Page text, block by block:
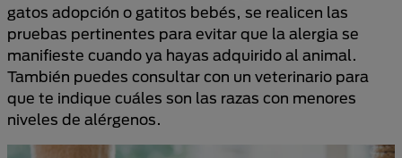
gatos adopción o gatitos bebés, se realicen las
pruebas pertinentes para evitar que la alergia se
manifieste cuando ya hayas adquirido al animal.
También puedes consultar con un veterinario para
que te indique cuáles son las razas con menores
niveles de alérgenos.